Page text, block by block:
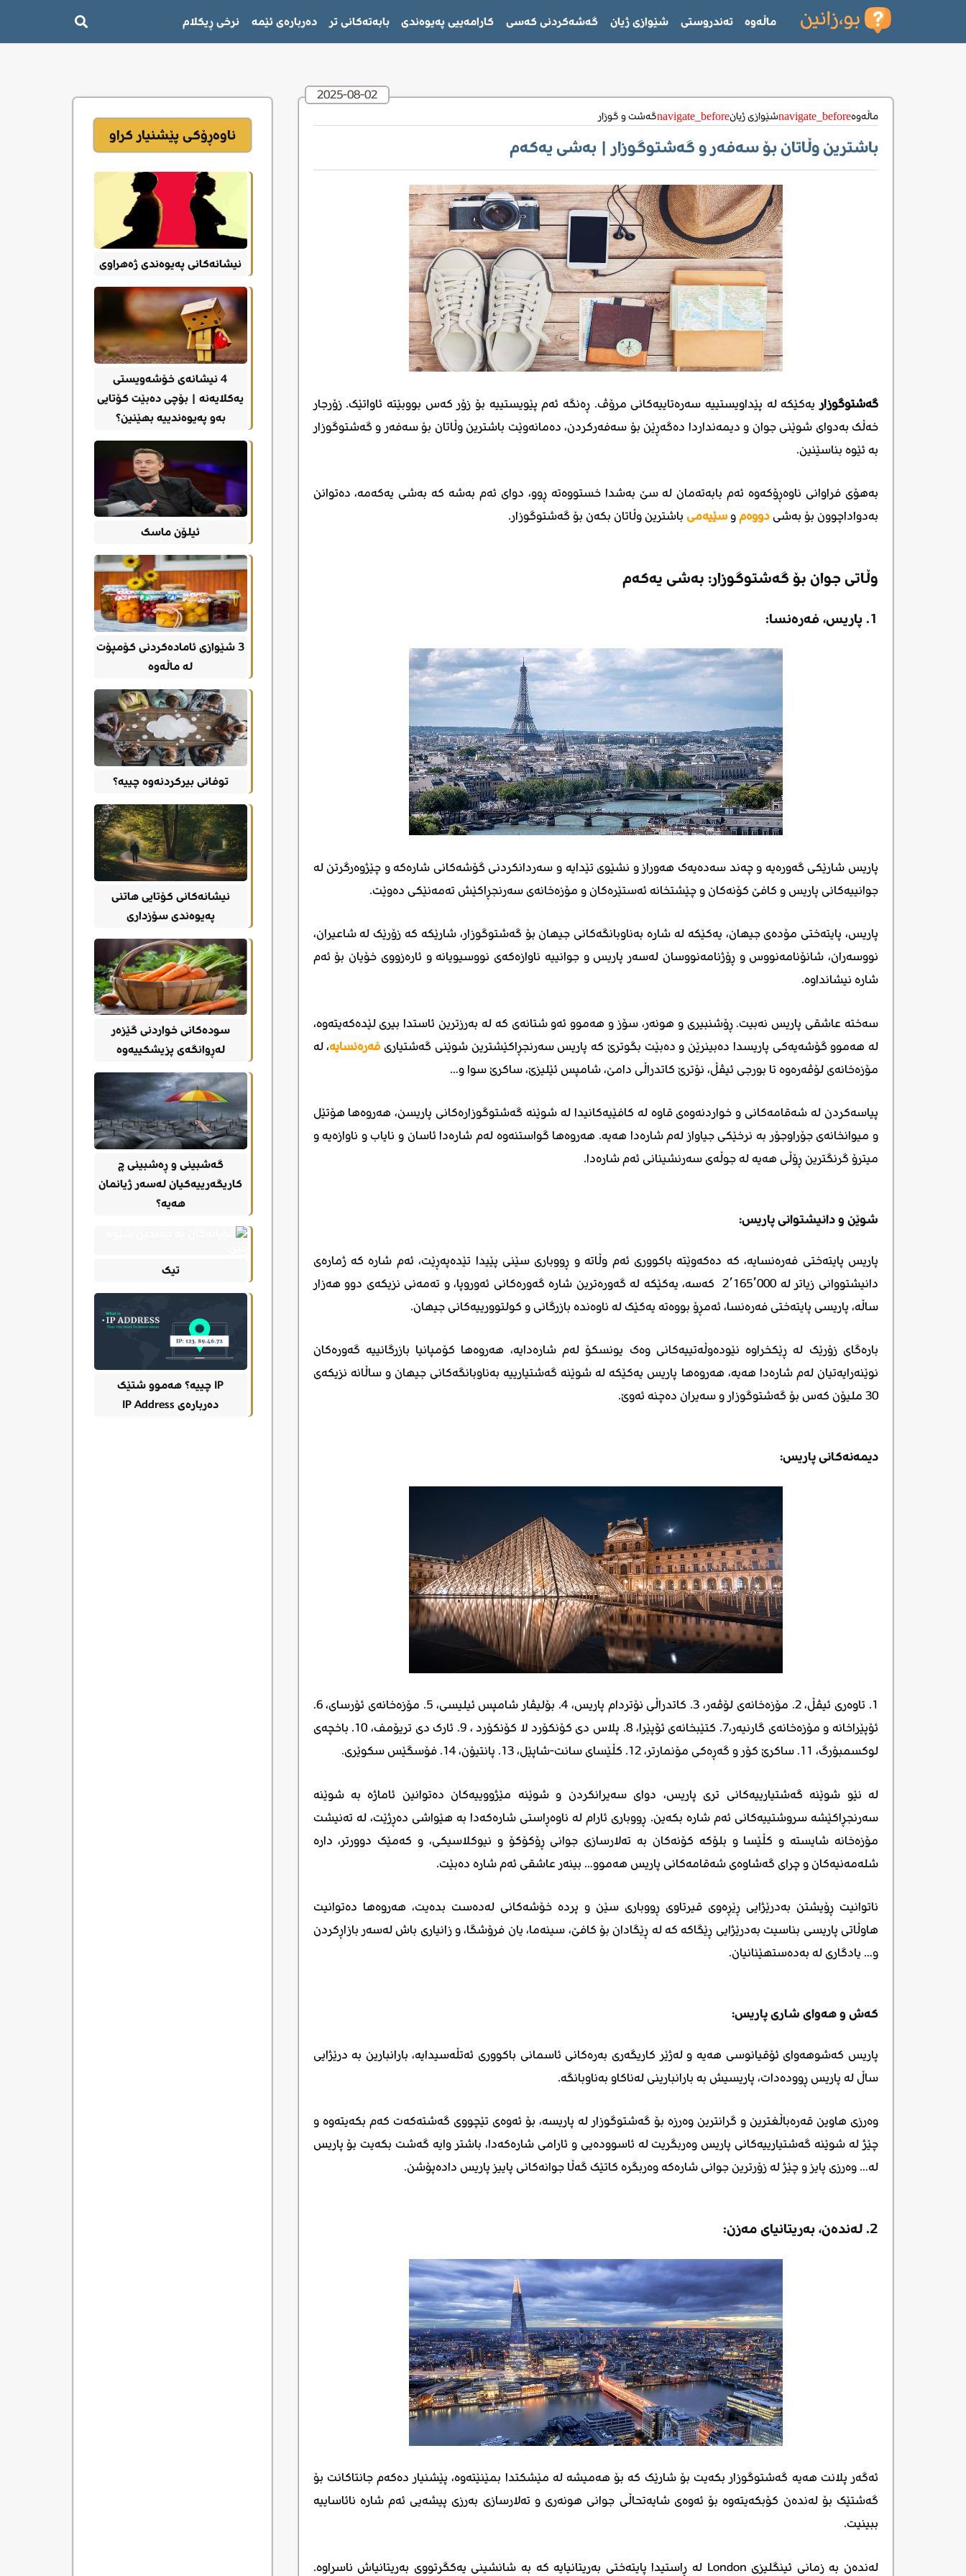
ماڵەوە تەندروستی شێوازی ژیان گەشەکردنی کەسی كارامەييى پەيوەندى بابەتەکانی تر دەربارەی ئێمە نرخی ڕیکلام
ماڵه‌وه‌navigate_beforeشێوازی ژیانnavigate_beforeگەشت و گوزار
باشترین وڵاتان بۆ سەفەر و گەشتوگوزار | بەشی یەکەم
2025-08-02
گەشتوگوزاریەکێکە لە پێداویستییە سەرەتاییەکانی مرۆڤ. ڕەنگە ئەم پێویستییە بۆ زۆر کەس بووبێتە ئاواتێک. زۆرجار
خەڵک بەدوای شوێنی جوان و دیمەنداردا دەگەڕێن بۆ سەفەرکردن، دەمانەوێت باشترین وڵاتان بۆ سەفەر و گەشتوگوزار
بە ئێوە بناسێنین.
بەهۆی فراوانی ناوەڕۆکەوە ئەم بابەتەمان لە سێ بەشدا خستووەتە ڕوو، دوای ئەم بەشە کە بەشی یەکەمە، دەتوانن
بەدواداچوون بۆ بەشیدووەموسێیەمیباشترین وڵاتان بکەن بۆ گەشتوگوزار.
وڵاتی جوان بۆ گەشتوگوزار: بەشی یەکەم
1. پاریس، فەرەنسا:
پاریس شارێکی گەورەیە و چەند سەدەیەک هەوراز و نشێوی تێدایە و سەردانکردنی گۆشەکانی شارەکە و چێژوەرگرتن لە
جوانییەکانی پاریس و کافێ کۆنەکان و چێشتخانە ئەستێرەکان و مۆزەخانەی سەرنجڕاکێش تەمەنێکی دەوێت.
پاریس، پایتەختی مۆدەی جیهان، یەکێکە لە شارە بەناوبانگەکانی جیهان بۆ گەشتوگوزار، شارێکە کە زۆرێک لە شاعیران،
نووسەران، شانۆنامەنووس و ڕۆژنامەنووسان لەسەر پاریس و جوانییە ناوازەکەی نووسیویانە و ئارەزووی خۆیان بۆ ئەم
شارە نیشانداوە.
سەختە عاشقی پاریس نەبیت. ڕۆشنبیری و هونەر، سۆز و هەموو ئەو شتانەی کە لە بەرزترین ئاستدا بیری لێدەکەیتەوە،
لە هەموو گۆشەیەکی پاریسدا دەبینرێن و دەبێت بگوترێ کە پاریس سەرنجڕاکێشترین شوێنی گەشتیاریفەرەنسایە، لە
مۆزەخانەی لۆڤەرەوە تا بورجی ئیڤڵ، نۆترێ کاتدراڵی دامێ، شامپس ئێلیزێ، ساکرێ سوا و…
پیاسەکردن لە شەقامەکانی و خواردنەوەی قاوە لە کافێیەکانیدا لە شوێنە گەشتوگوزارەکانی پاریسن، هەروەها هۆتێل
و میوانخانەی جۆراوجۆر بە نرخێکی جیاواز لەم شارەدا هەیە. هەروەها گواستنەوە لەم شارەدا ئاسان و نایاب و ناوازەیە و
میترۆ گرنگترین ڕۆڵی هەیە لە جوڵەی سەرنشینانی ئەم شارەدا.
شوێن و دانیشتوانی پاریس:
پاریس پایتەختی فەرەنسایە، کە دەکەوێتە باکووری ئەم وڵاتە و ڕووباری سێنی پێیدا تێدەپەڕێت، ئەم شارە کە ژمارەی
دانیشتووانی زیاتر لە 2٬165٬000 کەسە، یەکێکە لە گەورەترین شارە گەورەکانی ئەوروپا، و تەمەنی نزیکەی دوو هەزار
ساڵە، پاریسی پایتەختی فەرەنسا، ئەمڕۆ بووەتە یەکێک لە ناوەندە بازرگانی و کولتوورییەکانی جیهان.
بارەگای زۆرێک لە ڕێکخراوە نێودەوڵەتییەکانی وەک یونسکۆ لەم شارەدایە، هەروەها کۆمپانیا بازرگانییە گەورەکان
نوێنەرایەتیان لەم شارەدا هەیە، هەروەها پاریس یەکێکە لە شوێنە گەشتیارییە بەناوبانگەکانی جیهان و ساڵانە نزیکەی
30 ملیۆن کەس بۆ گەشتوگوزار و سەیران دەچنە ئەوێ.
دیمەنەکانی پاریس:
1. تاوەری ئیڤڵ، 2. مۆزەخانەی لۆڤەر، 3. کاتدراڵی نۆتردام پاریس، 4. بۆلیڤار شامپس ئیلیسی، 5. مۆزەخانەی ئۆرسای، 6.
ئۆپێراخانە و مۆزەخانەی گارنیەر،7. کتێبخانەی ئۆپێرا، 8. پلاس دی کۆنکۆرد لا کۆنکۆرد ، 9. ئارک دی تریۆمف، 10. باخچەی
لوکسمبۆرگ، 11. ساکرێ کۆر و گەڕەکی مۆنمارتر، 12. کڵێسای سانت-شاپێل، 13. پانتیۆن، 14. فۆسگێس سکوێری.
لە نێو شوێنە گەشتیارییەکانی تری پاریس، دوای سەیرانکردن و شوێنە مێژووییەکان دەتوانین ئاماژە بە شوێنە
سەرنجڕاکێشە سروشتییەکانی ئەم شارە بکەین. ڕووباری ئارام لە ناوەڕاستی شارەکەدا بە هێواشی دەڕژێت، لە تەنیشت
مۆزەخانە شایستە و کڵێسا و بلۆکە کۆنەکان بە تەلارسازی جوانی ڕۆکۆکۆ و نیوکلاسیکی، و کەمێک دوورتر، دارە
شلەمەنیەکان و چرای گەشاوەی شەقامەکانی پاریس هەموو… بینەر عاشقی ئەم شارە دەبێت.
ناتوانیت ڕۆیشتن بەدرێژایی ڕێڕەوی قیرتاوی ڕووباری سێن و پردە خۆشەکانی لەدەست بدەیت، هەروەها دەتوانیت
هاوڵاتی پاریسی بناسیت بەدرێژایی ڕێگاکە کە لە ڕێگادان بۆ کافێ، سینەما، یان فرۆشگا، و زانیاری باش لەسەر بازاڕکردن
و… یادگاری لە بەدەستهێنانیان.
کەش و هەوای شاری پاریس:
پاریس کەشوهەوای ئۆقیانوسی هەیە و لەژێر کاریگەری بەرەکانی ئاسمانی باکووری ئەتڵەسیدایە، بارانبارین بە درێژایی
ساڵ لە پاریس ڕوودەدات، پاریسیش بە بارانبارینی لەناکاو بەناوبانگە.
وەرزی هاوین قەرەباڵغترین و گرانترین وەرزە بۆ گەشتوگوزار له پاریسه، بۆ ئەوەی تێچووی گەشتەکەت کەم بکەیتەوە و
چێژ لە شوێنە گەشتیارییەکانی پاریس وەربگریت لە ئاسوودەیی و ئارامی شارەکەدا، باشتر وایە گەشت بکەیت بۆ پاریس
لە… وەرزی پایز و چێژ لە زۆرترین جوانی شارەکە وەربگرە کاتێک گەڵا جوانەکانی پاییز پاریس دادەپۆشن.
2. لەندەن، بەریتانیای مەزن:
ئەگەر پلانت هەیە گەشتوگوزار بکەیت بۆ شارێک کە بۆ هەمیشە لە مێشکتدا بمێنێتەوە، پێشنیار دەکەم جانتاکانت بۆ
گەشتێک بۆ لەندەن کۆبکەیتەوە بۆ ئەوەی شایەتحاڵی جوانی هونەری و تەلارسازی بەرزی پیشەیی ئەم شارە نائاساییە
ببینیت.
لەندەن بە زمانی ئینگلیزی London لە ڕاستیدا پایتەختی بەریتانیایە کە بە شانشینی یەکگرتووی بەریتانیاش ناسراوە.
ناوەڕۆکی پێشنیار کراو
نیشانەکانی پەیوەندی ژەهراوی
4 نیشانەی خۆشەویستی
یەکلایەنە | بۆچی دەبێت کۆتایی
بەو پەیوەندییە بهێنین؟
ئیلۆن ماسک
3 شێوازی ئامادەکردنی کۆمپۆت
له ماڵەوە
توفانی بیرکردنەوە چییە؟
نیشانەکانی کۆتایی هاتنی
پەیوەندی سۆزداری
سودەکانی خواردنی گێزەر
لەڕوانگەی پزیشکییەوە
گەشبینی و ڕەشبینی چ
کاریگەرییەکیان لەسەر ژیانمان
هەیە؟
تیک
IP چییە؟ هەموو شتێک
دەربارەی IP Address